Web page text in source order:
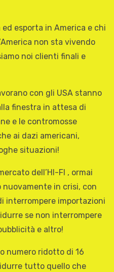
esporta in America e chi
non sta vivendo
noi clienti finali e
con gli USA stanno
finestra in attesa di
e le contromosse
ai dazi americani,
situazioni!
dell’HI-FI , ormai
nuovamente in crisi, con
interrompere importazioni
se non interrompere
e altro!
numero ridotto di 16
tutto quello che